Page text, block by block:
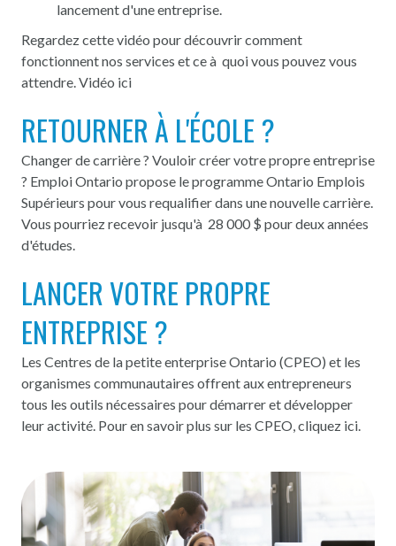
lancement d'une entreprise.
Regardez cette vidéo pour découvrir comment
fonctionnent nos services et ce à quoi vous pouvez vous
attendre.Vidéo ici
RETOURNER À L'ÉCOLE ?
Changer de carrière ? Vouloir créer votre propre entreprise
? Emploi Ontario propose le programme Ontario Emplois
Supérieurs pour vous requalifier dans une nouvelle carrière.
Vous pourriez recevoir jusqu'à 28 000 $ pour deux années
d'études.
LANCER VOTRE PROPRE
ENTREPRISE ?
Les Centres de la petite enterprise Ontario (CPEO) et les
organismes communautaires offrent aux entrepreneurs
tous les outils nécessaires pour démarrer et développer
leur activité. Pour en savoir plus sur les CPEO,cliquez ici.